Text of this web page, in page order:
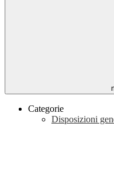
Categorie
Disposizioni